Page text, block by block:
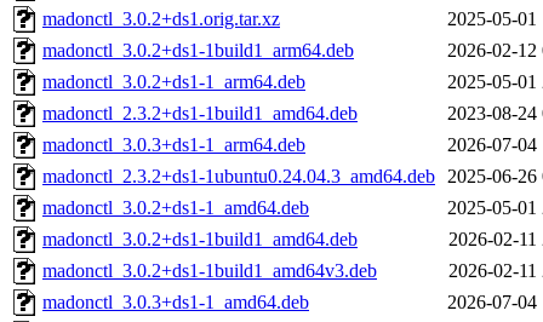
madonctl_3.0.2+ds1.orig.tar.xz
2025-05-01
madonctl_3.0.2+ds1-1build1_arm64.deb
2026-02-12
madonctl_3.0.2+ds1-1_arm64.deb
2025-05-01
madonctl_2.3.2+ds1-1build1_amd64.deb
2023-08-24
madonctl_3.0.3+ds1-1_arm64.deb
2026-07-04
madonctl_2.3.2+ds1-1ubuntu0.24.04.3_amd64.deb 2025-06-26
madonctl_3.0.2+ds1-1_amd64.deb
2025-05-01
madonctl_3.0.2+ds1-1build1_amd64.deb
2026-02-11
madonctl_3.0.2+ds1-1build1_amd64v3.deb
2026-02-11
madonctl_3.0.3+ds1-1_amd64.deb
2026-07-04